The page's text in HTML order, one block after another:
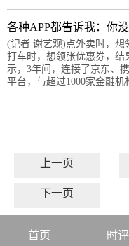
各种APP都告诉我：你
(记者 谢艺观)点外卖时，想
打车时，想领张优惠券，结
示，3年间，连接了京东、
平台，与超过1000家金融机
上一页
下一页
首页 时评